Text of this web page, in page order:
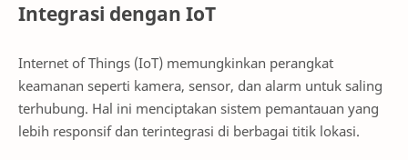
Integrasi dengan IoT
Internet of Things (IoT) memungkinkan perangkat
keamanan seperti kamera, sensor, dan alarm untuk saling
terhubung. Hal ini menciptakan sistem pemantauan yang
lebih responsif dan terintegrasi di berbagai titik lokasi.